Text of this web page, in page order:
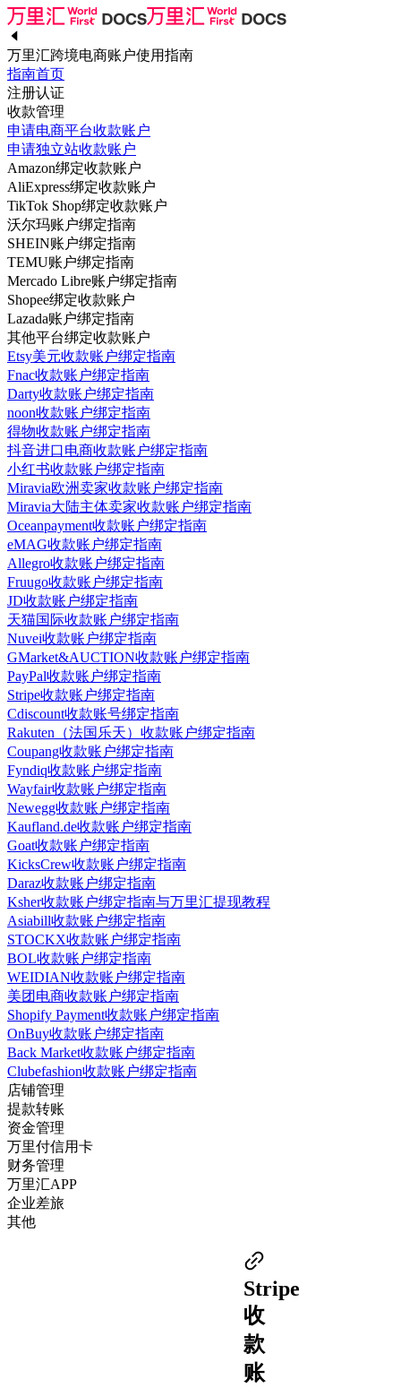
万里汇跨境电商账户使用指南
指南首页
注册认证
收款管理
申请电商平台收款账户
申请独立站收款账户
Amazon绑定收款账户
AliExpress绑定收款账户
TikTok Shop绑定收款账户
沃尔玛账户绑定指南
SHEIN账户绑定指南
TEMU账户绑定指南
Mercado Libre账户绑定指南
Shopee绑定收款账户
Lazada账户绑定指南
其他平台绑定收款账户
Etsy美元收款账户绑定指南
Fnac收款账户绑定指南
Darty收款账户绑定指南
noon收款账户绑定指南
得物收款账户绑定指南
抖音进口电商收款账户绑定指南
小红书收款账户绑定指南
Miravia欧洲卖家收款账户绑定指南
Miravia大陆主体卖家收款账户绑定指南
Oceanpayment收款账户绑定指南
eMAG收款账户绑定指南
Allegro收款账户绑定指南
Fruugo收款账户绑定指南
JD收款账户绑定指南
天猫国际收款账户绑定指南
Nuvei收款账户绑定指南
GMarket&AUCTION收款账户绑定指南
PayPal收款账户绑定指南
Stripe收款账户绑定指南
Cdiscount收款账号绑定指南
Rakuten（法国乐天）收款账户绑定指南
Coupang收款账户绑定指南
Fyndiq收款账户绑定指南
Wayfair收款账户绑定指南
Newegg收款账户绑定指南
Kaufland.de收款账户绑定指南
Goat收款账户绑定指南
KicksCrew收款账户绑定指南
Daraz收款账户绑定指南
Ksher收款账户绑定指南与万里汇提现教程
Asiabill收款账户绑定指南
STOCKX收款账户绑定指南
BOL收款账户绑定指南
WEIDIAN收款账户绑定指南
美团电商收款账户绑定指南
Shopify Payment收款账户绑定指南
OnBuy收款账户绑定指南
Back Market收款账户绑定指南
Clubefashion收款账户绑定指南
店铺管理
提款转账
资金管理
万里付信用卡
财务管理
万里汇APP
企业差旅
其他
Stripe
收
款
账